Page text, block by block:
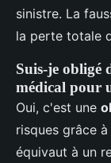
sinistre. La
la perte totale
Suis-je obligé
médical pour
Oui, c'est une
risques grâce
équivaut à un